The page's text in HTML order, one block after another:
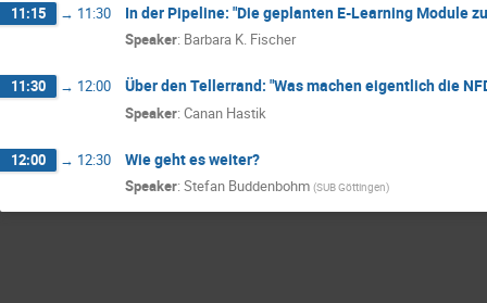
11:15 → 11:30 In der Pipeline: "Die geplanten E-Learning Module
Speaker: Barbara K. Fischer
11:30 → 12:00 Über den Tellerrand: "Was machen eigentlich die
Speaker: Canan Hastik
12:00 → 12:30 Wie geht es weiter?
Speaker: Stefan Buddenbohm (SUB Göttingen)